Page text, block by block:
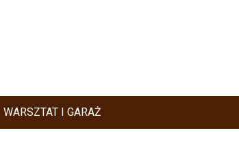
WARSZTAT I GARAŻ